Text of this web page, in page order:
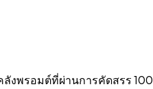
ลังพรอมต์ที่ผ่านการคัดสรร